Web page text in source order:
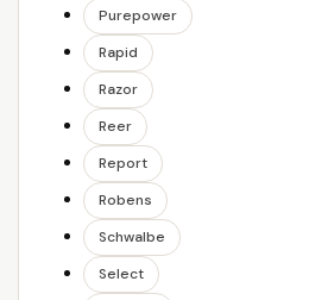
Purepower
Rapid
Razor
Reer
Report
Robens
Schwalbe
Select